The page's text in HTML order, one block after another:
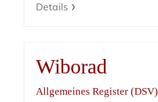
Details
Wiborad
Allgemeines Register (DSV)